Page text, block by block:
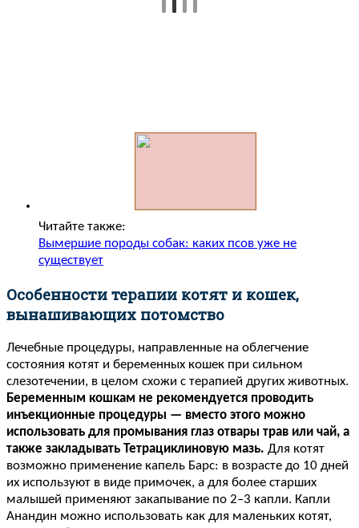
Читайте также:
Вымершие породы собак: каких псов уже не
существует
Особенности терапии котят и кошек,
вынашивающих потомство
Лечебные процедуры, направленные на облегчение
состояния котят и беременных кошек при сильном
слезотечении, в целом схожи с терапией других животных.
Беременным кошкам не рекомендуется проводить
инъекционные процедуры — вместо этого можно
использовать для промывания глаз отвары трав или чай, а
также закладывать Тетрациклиновую мазь. Для котят
возможно применение капель Барс: в возрасте до 10 дней
их используют в виде примочек, а для более старших
малышей применяют закапывание по 2–3 капли. Капли
Анандин можно использовать как для маленьких котят,